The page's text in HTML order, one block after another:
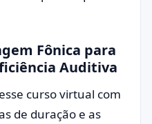
Fônica para
Auditiva
curso virtual com
de duração e as